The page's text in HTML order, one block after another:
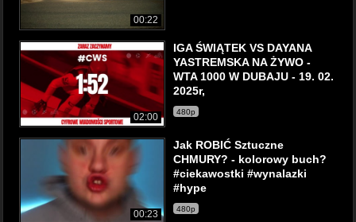
00:22
02:00
IGA ŚWIĄTEK VS DAYANA
YASTREMSKA NA ŻYWO -
WTA 1000 W DUBAJU - 19. 02.
2025r,
480p
00:23
Jak ROBIĆ Sztuczne
CHMURY? - kolorowy buch?
#ciekawostki #wynalazki
#hype
480p